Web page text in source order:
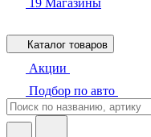
19 Магазины
Каталог товаров
Акции
Подбор по авто